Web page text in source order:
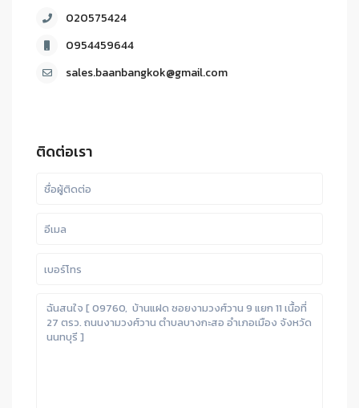
020575424
0954459644
sales.baanbangkok@gmail.com
ติดต่อเรา